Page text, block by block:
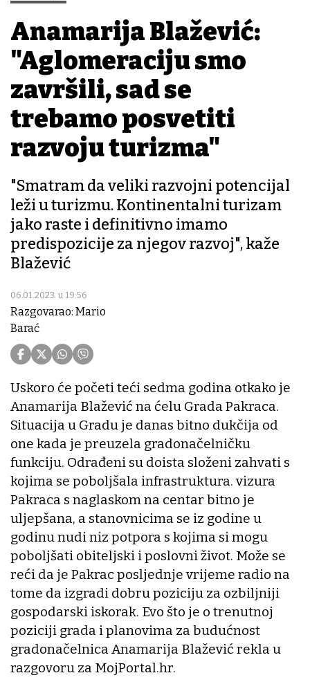
Anamarija Blažević:
"Aglomeraciju smo
završili, sad se
trebamo posvetiti
razvoju turizma"
"Smatram da veliki razvojni potencijal
leži u turizmu. Kontinentalni turizam
jako raste i definitivno imamo
predispozicije za njegov razvoj", kaže
Blažević
06.01.2023. u 19:56
Razgovarao: Mario
Barać
Uskoro će početi teći sedma godina otkako je
Anamarija Blažević na ćelu Grada Pakraca.
Situacija u Gradu je danas bitno dukčija od
one kada je preuzela gradonačelničku
funkciju. Odrađeni su doista složeni zahvati s
kojima se poboljšala infrastruktura. vizura
Pakraca s naglaskom na centar bitno je
uljepšana, a stanovnicima se iz godine u
godinu nudi niz potpora s kojima si mogu
poboljšati obiteljski i poslovni život. Može se
reći da je Pakrac posljednje vrijeme radio na
tome da izgradi dobru poziciju za ozbiljniji
gospodarski iskorak. Evo što je o trenutnoj
poziciji grada i planovima za budućnost
gradonačelnica Anamarija Blažević rekla u
razgovoru za MojPortal.hr.